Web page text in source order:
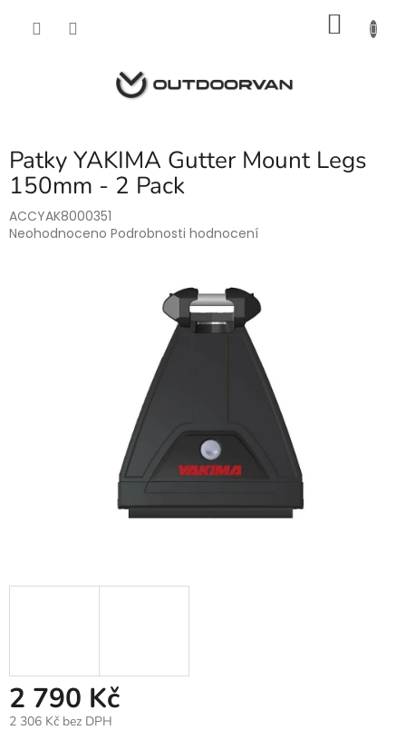
Patky YAKIMA Gutter Mount Legs
150mm - 2 Pack
ACCYAK8000351
Průměrné
Neohodnoceno Podrobnosti hodnocení
2 790 Kč
2 306 Kč bez DPH